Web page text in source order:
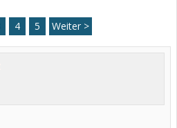
4 5 Weiter >